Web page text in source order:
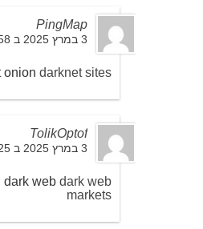
PingMap
3 במרץ 2025 ב 8:58
onion darknet sites
TolikOptof
3 במרץ 2025 ב 9:25
dark web dark web
markets